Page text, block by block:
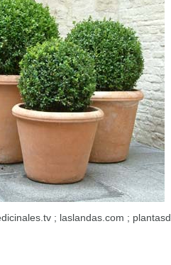
; laslandas.com ;